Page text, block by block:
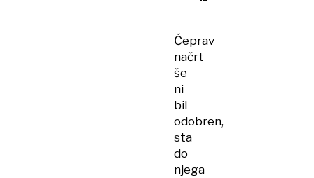
prepušča
Izraelu
Čeprav
načrt
še
ni
bil
odobren,
sta
do
njega